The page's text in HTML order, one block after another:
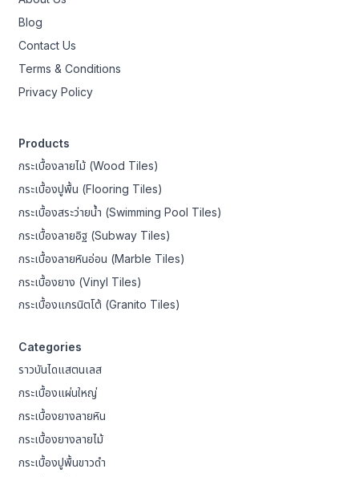
Blog
Contact Us
Terms & Conditions
Privacy Policy
Products
กระเบื้องลายไม้ (Wood Tiles)
กระเบื้องปูพื้น (Flooring Tiles)
กระเบื้องสระว่ายน้ำ (Swimming Pool Tiles)
กระเบื้องลายอิฐ (Subway Tiles)
กระเบื้องลายหินอ่อน (Marble Tiles)
กระเบื้องยาง (Vinyl Tiles)
กระเบื้องแกรนิตโต้ (Granito Tiles)
Categories
ราวบันไดแสตนเลส
กระเบื้องแผ่นใหญ่
กระเบื้องยางลายหิน
กระเบื้องยางลายไม้
กระเบื้องปูพื้นขาวดำ